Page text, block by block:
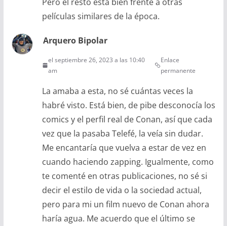
películas similares de la época.
Arquero Bipolar
el septiembre 26, 2023 a las 10:40
am
Enlace
permanente
La amaba a esta, no sé cuántas veces la
habré visto. Está bien, de pibe desconocía los
comics y el perfil real de Conan, así que cada
vez que la pasaba Telefé, la veía sin dudar.
Me encantaría que vuelva a estar de vez en
cuando haciendo zapping. Igualmente, como
te comenté en otras publicaciones, no sé si
decir el estilo de vida o la sociedad actual,
pero para mi un film nuevo de Conan ahora
haría agua. Me acuerdo que el último se